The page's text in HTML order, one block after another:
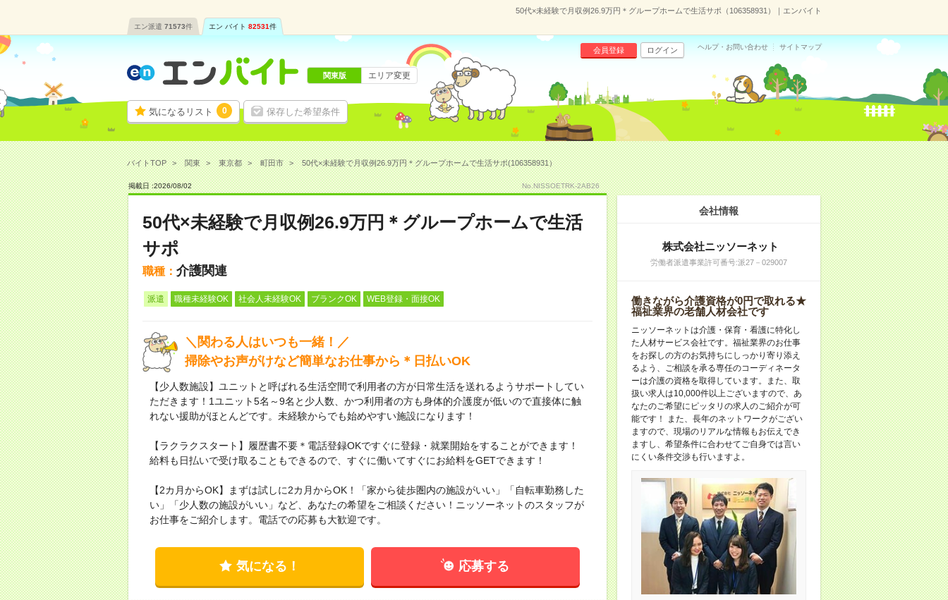
50代×未経験で月収例26.9万円＊グループホームで生活サポ（106358931）｜エンバイト
エン派遣 71573件 エン バイト 82531件
気になるリスト 0 保存した希望条件
会員登録 ログイン ヘルプ・お問い合わせ サイトマップ
関東版 エリア変更
バイトTOP 関東 東京都 町田市 50代×未経験で月収例26.9万円＊グループホームで生活サポ(106358931）
掲載日 :2026/08/02 No.NISSOETRK-2AB26
50代×未経験で月収例26.9万円＊グループホームで生活
サポ
職種： 介護関連
派遣 職種未経験OK 社会人未経験OK ブランクOK WEB登録・面接OK
＼関わる人はいつも一緒！／
掃除やお声がけなど簡単なお仕事から＊日払いOK
【少人数施設】ユニットと呼ばれる生活空間で利用者の方が日常生活を送れるようサポートしてい
ただきます！1ユニット5名～9名と少人数、かつ利用者の方も身体的介護度が低いので直接体に触
れない援助がほとんどです。未経験からでも始めやすい施設になります！
【ラクラクスタート】履歴書不要＊電話登録OKですぐに登録・就業開始をすることができます！
給料も日払いで受け取ることもできるので、すぐに働いてすぐにお給料をGETできます！
【2カ月からOK】まずは試しに2カ月からOK！「家から徒歩圏内の施設がいい」「自転車勤務した
い」「少人数の施設がいい」など、あなたの希望をご相談ください！ニッソーネットのスタッフが
お仕事をご紹介します。電話での応募も大歓迎です。
気になる！ 応募する
会社情報
株式会社ニッソーネット
労働者派遣事業許可番号:派27－029007
働きながら介護資格が0円で取れる★
福祉業界の老舗人材会社です
ニッソーネットは介護・保育・看護に特化し
た人材サービス会社です。福祉業界のお仕事
をお探しの方のお気持ちにしっかり寄り添え
るよう、ご相談を承る専任のコーディネータ
ーは介護の資格を取得しています。また、取
扱い求人は10,000件以上ございますので、あ
なたのご希望にピッタリの求人のご紹介が可
能です！ また、長年のネットワークがござい
ますので、現場のリアルな情報もお伝えでき
ますし、希望条件に合わせてご自身では言い
にくい条件交渉も行いますよ。